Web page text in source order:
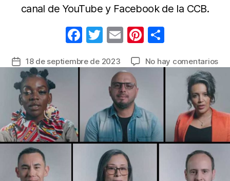
canal de YouTube y Facebook de la CCB.
F
c
o
o
k
T
itt
er
E
ail
Pi
er m
tir
Fecha
de
la
entrada
18 de septiembre de 2023 No hay comentariosen